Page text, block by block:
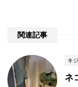
関連記事
キ
ネ